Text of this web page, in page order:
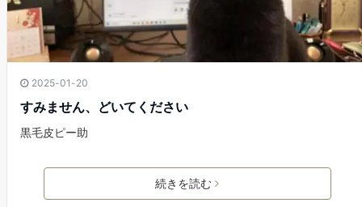
2025-01-20
すみません、どいてください
黒毛皮ピー助
続きを読む